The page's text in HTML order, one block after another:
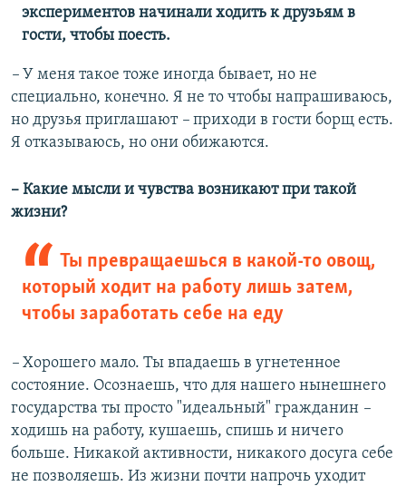
экспериментов начинали ходить к друзьям в
гости, чтобы поесть.
– У меня такое тоже иногда бывает, но не
специально, конечно. Я не то чтобы напрашиваюсь,
но друзья приглашают – приходи в гости борщ есть.
Я отказываюсь, но они обижаются.
– Какие мысли и чувства возникают при такой
жизни?
Ты превращаешься в какой-то овощ,
который ходит на работу лишь затем,
чтобы заработать себе на еду
– Хорошего мало. Ты впадаешь в угнетенное
состояние. Осознаешь, что для нашего нынешнего
государства ты просто "идеальный" гражданин –
ходишь на работу, кушаешь, спишь и ничего
больше. Никакой активности, никакого досуга себе
не позволяешь. Из жизни почти напрочь уходит